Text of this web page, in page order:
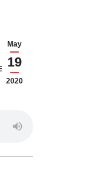
May
19
2020